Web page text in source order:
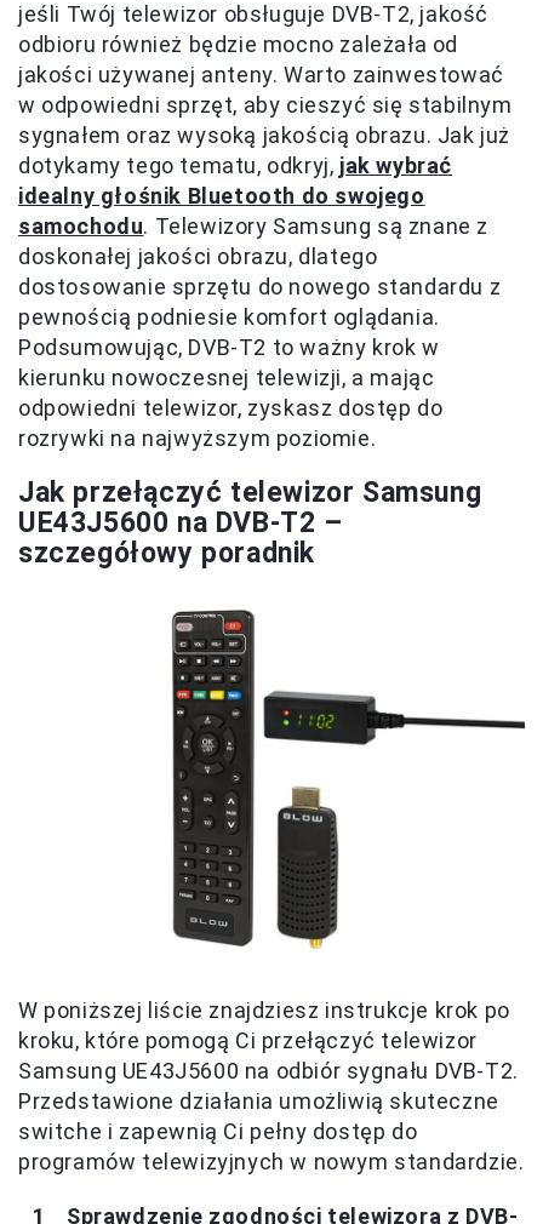
jeśli Twój telewizor obsługuje DVB-T2, jakość
odbioru również będzie mocno zależała od
jakości używanej anteny. Warto zainwestować
w odpowiedni sprzęt, aby cieszyć się stabilnym
sygnałem oraz wysoką jakością obrazu. Jak już
dotykamy tego tematu, odkryj, jak wybrać
idealny głośnik Bluetooth do swojego
samochodu. Telewizory Samsung są znane z
doskonałej jakości obrazu, dlatego
dostosowanie sprzętu do nowego standardu z
pewnością podniesie komfort oglądania.
Podsumowując, DVB-T2 to ważny krok w
kierunku nowoczesnej telewizji, a mając
odpowiedni telewizor, zyskasz dostęp do
rozrywki na najwyższym poziomie.
Jak przełączyć telewizor Samsung
UE43J5600 na DVB-T2 –
szczegółowy poradnik
W poniższej liście znajdziesz instrukcje krok po
kroku, które pomogą Ci przełączyć telewizor
Samsung UE43J5600 na odbiór sygnału DVB-T2.
Przedstawione działania umożliwią skuteczne
switche i zapewnią Ci pełny dostęp do
programów telewizyjnych w nowym standardzie.
Sprawdzenie zgodności telewizora z DVB-